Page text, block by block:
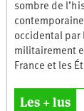
sombre de
occidental par
militairement
France et les
Les + lus